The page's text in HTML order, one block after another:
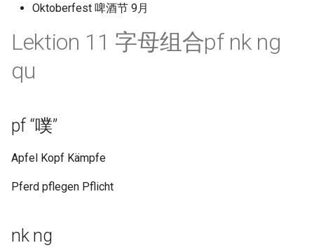
Oktoberfest 啤酒节 9月
Lektion 11 字母组合pf nk ng
qu
pf “噗”
Apfel Kopf Kämpfe
Pferd pflegen Pflicht
nk ng